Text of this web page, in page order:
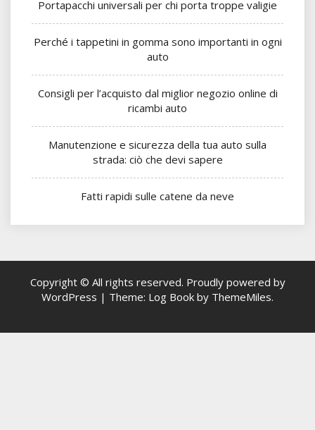
Portapacchi universali per chi porta troppe valigie
Perché i tappetini in gomma sono importanti in ogni
auto
Consigli per l’acquisto dal miglior negozio online di
ricambi auto
Manutenzione e sicurezza della tua auto sulla
strada: ciò che devi sapere
Fatti rapidi sulle catene da neve
Copyright © All rights reserved. Proudly powered by
WordPress | Theme: Log Book by ThemeMiles.